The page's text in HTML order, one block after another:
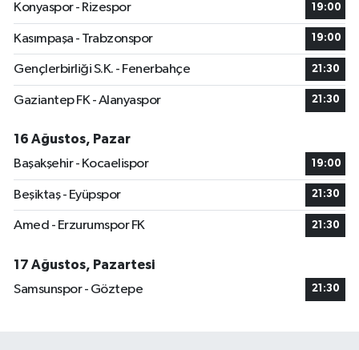
Konyaspor - Rizespor
19:00
Kasımpaşa - Trabzonspor 19:00
Gençlerbirliği S.K. - Fenerbahçe 21:30
Gaziantep FK - Alanyaspor 21:30
16 Ağustos, Pazar
Başakşehir - Kocaelispor
19:00
Beşiktaş - Eyüpspor 21:30
Amed - Erzurumspor FK 21:30
17 Ağustos, Pazartesi
Samsunspor - Göztepe
21:30